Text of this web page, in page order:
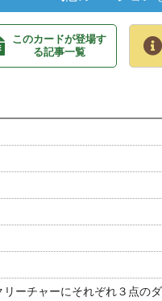
このカードが登場す
る記事一覧
ーチャーにそれぞれ３点のダ